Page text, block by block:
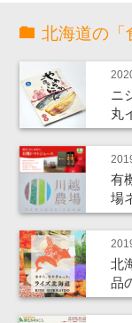
北海道の「
ニ
丸
有
場
北
品